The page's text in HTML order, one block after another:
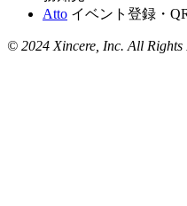
Atto イベント登録・
© 2024 Xincere, Inc. All Rights